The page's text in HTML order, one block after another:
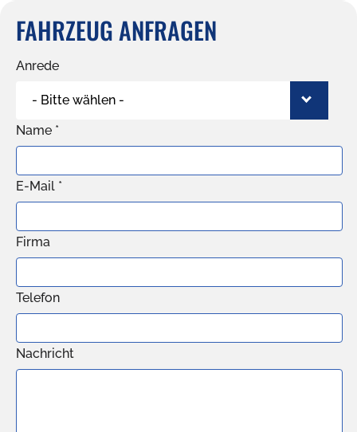
FAHRZEUG ANFRAGEN
Anrede
- Bitte wählen -
Name *
E-Mail *
Firma
Telefon
Nachricht